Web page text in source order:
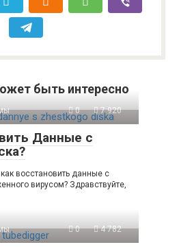
быть интересно
0 7 920
Данные с
восстановить данные с
вирусом? Здравствуйте,
0 4 782